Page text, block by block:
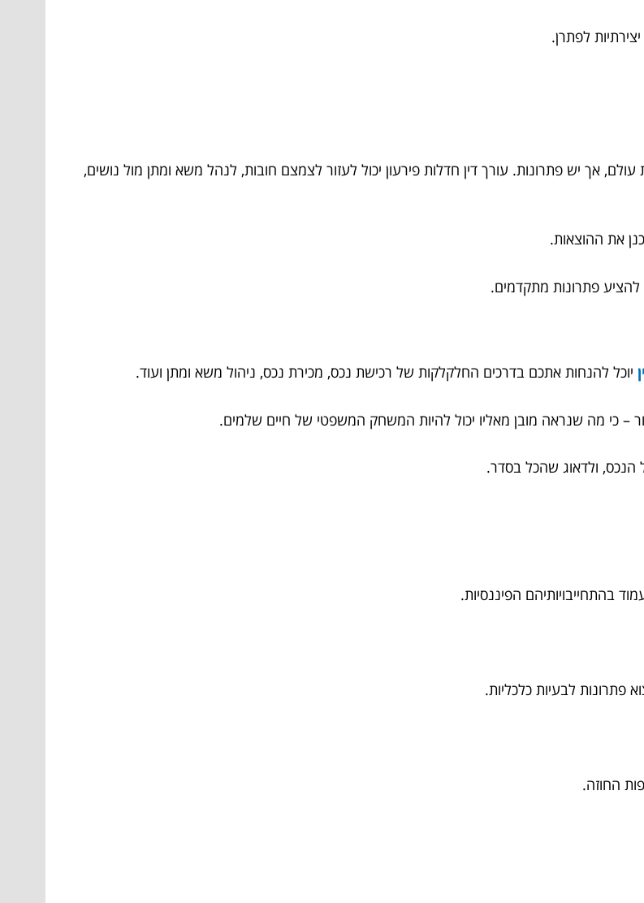
לפתרן.
אך יש פתרונות. עורך דין חדלות פירעון יכול לעזור לצמצם חובות, לנהל משא ומתן מול נושים,
את ההוצאות.
להציע פתרונות מתקדמים.
יוכל להנחות אתכם בדרכים החלקלקות של רכישת נכס, מכירת נכס, ניהול משא ומתן ועוד.
– כי מה שנראה מובן מאליו יכול להיות המשחק המשפטי של חיים שלמים.
הנכס, ולדאוג שהכל בסדר.
בהתחייבויותיהם הפיננסיות.
לבעיות כלכליות.
החוזה.